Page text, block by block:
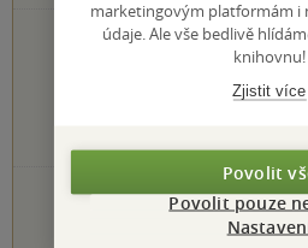
78×
5
4
3
PŘIDEJTE SVÉ
Hodnocení našich
marketingovým platformám i
údaje. Ale vše bedlivě
knihovnu!
Zjistit více
Povolit
Povolit pouze